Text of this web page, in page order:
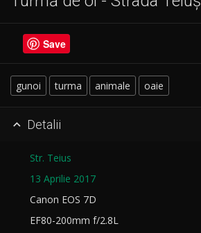
Save
gunoi turma animale oaie
 Detalii
Str. Teius
13 Aprilie 2017
Canon EOS 7D
EF80-200mm f/2.8L